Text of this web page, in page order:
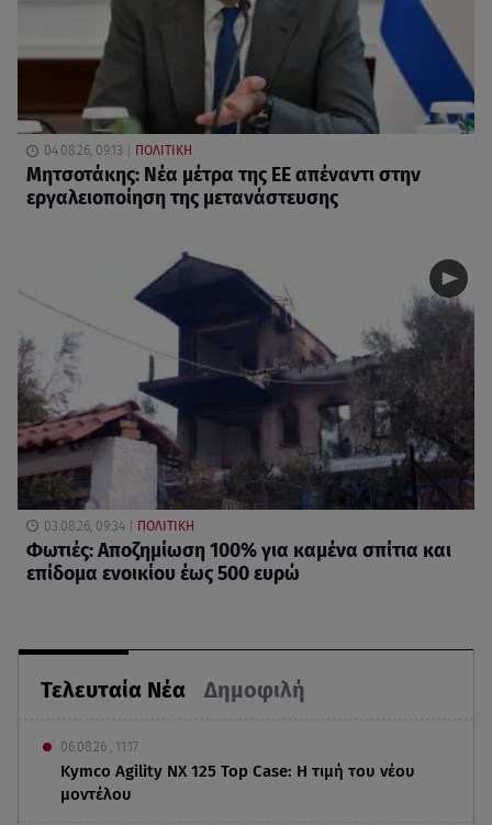
Τελευταία Νέα Δημοφιλή
06.08.26 , 11:17
Kymco Agility NX 125 Τοp Case: Η τιμή του νέου
μοντέλου
04.08.26, 09:13 ΠΟΛΙΤΙΚΗ
Μητσοτάκης: Νέα μέτρα της ΕΕ απέναντι στην
εργαλειοποίηση της μετανάστευσης
03.08.26, 09:34 ΠΟΛΙΤΙΚΗ
Φωτιές: Αποζημίωση 100% για καμένα σπίτια και
επίδομα ενοικίου έως 500 ευρώ